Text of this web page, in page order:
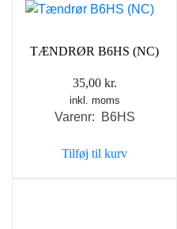
TÆNDRØR B6HS (NC)
35,00 kr.
inkl. moms
Varenr: B6HS
Tilføj til kurv